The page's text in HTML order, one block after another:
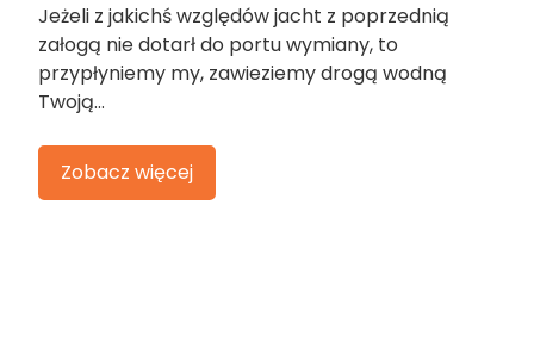
Jeżeli z jakichś względów jacht z poprzednią
załogą nie dotarł do portu wymiany, to
przypłyniemy my, zawieziemy drogą wodną
Twoją...
Zobacz więcej